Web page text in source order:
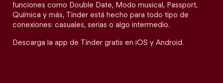
funciones como Double Date, Modo musical, Passport,
Química y más, Tinder está hecho para todo tipo de
conexiones: casuales, serias o algo intermedio.
Descarga la app de Tinder gratis en iOS y Android.